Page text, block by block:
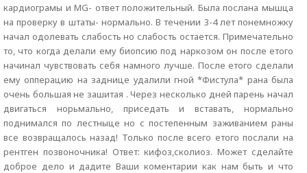
кардиограмы и MG- ответ положительный. Была послана мышца
на проверку в штаты- нормально. В течении 3-4 лет понемножку
начал одолевать слабость но слабость остается. Примечательно
то, что когда делали ему биопсию под наркозом он после етого
начинал чувствовать себя намного лучше. После етого сделали
ему опперацию на заднице удалили гной *Фистула* рана была
очень большая не зашитая . Через несколько дней парень начал
двигаться норьмально, приседать и вставать, нормально
поднимался по лестныце но с постепенным заживанием раны
все возвращалось назад! Только после всего етого послали на
рентген позвоночника! Ответ: кифоз,сколиоз. Может сделайте
доброе дело и дадите Ваши коментарии как нам быть и что